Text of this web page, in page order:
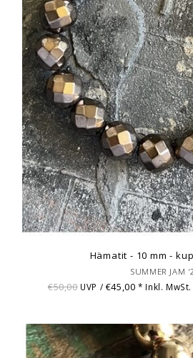
Hämatit - 10 mm -
SUMMER JAM
€50,00 UVP / €45,00* Inkl.